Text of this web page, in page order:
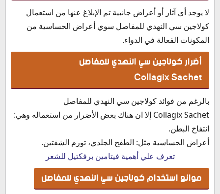
لا يوجد أي آثار أو أعراض جانبية تم الإبلاغ عنها من استعمال
كولاجين سي النهدي للمفاصل سوي أعراض الحساسية من
المكونات الفعالة في الدواء.
أضرار كولاجين سي النهدي للمفاصل
Collagix Sachet
بالرغم من فوائد كولاجين سي النهدي للمفاصل
Collagix Sachet إلا ان هناك بعض الأضرار من استعماله وهي:
انتفاخ البطن.
أعراض الحساسية مثل: الطفح الجلدي، تورم الشفتين.
تعرف علي أهمية فيتامين برفكتيل للشعر
موانع استخدام كولاجين سي النهدي للمفاصل